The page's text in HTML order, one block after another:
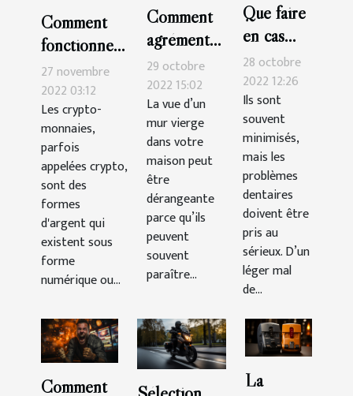
Comment
fonctionnent
les crypto-
monnaies ?
27 novembre
2022 03:12
Les crypto-
monnaies,
parfois
appelées crypto,
sont des
formes
d'argent qui
existent sous
forme
numérique ou...
Comment
agrémenter
sa
décoration
murale ?
29 octobre
2022 15:02
La vue d’un
mur vierge
dans votre
maison peut
être
dérangeante
parce qu’ils
peuvent
souvent
paraître...
Que faire
en cas
d’urgence
dentaire ?
28 octobre
2022 12:26
Ils sont
souvent
minimisés,
mais les
problèmes
dentaires
doivent être
pris au
sérieux. D’un
léger mal
de...
Comment
La